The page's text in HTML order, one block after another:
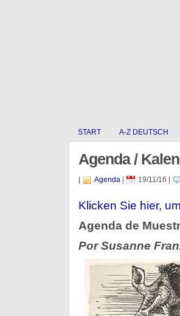
START A-Z DEUTSCH
Agenda /
Agenda| 19/11/16
Klicken Sie hier,
Agenda de
Por Susanne